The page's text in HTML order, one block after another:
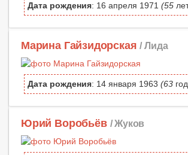
Дата рождения: 16 апреля 1971 (55
Марина Гайзидорская / Лида
Дата рождения: 14 января 1963 (63
Юрий Воробьёв / Жуков